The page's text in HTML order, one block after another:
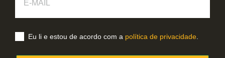
Mail
Eu li e estou de acordo com a política de privacidade